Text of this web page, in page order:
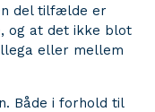
del tilfælde er
og at det ikke blot
eller mellem
Både i forhold til